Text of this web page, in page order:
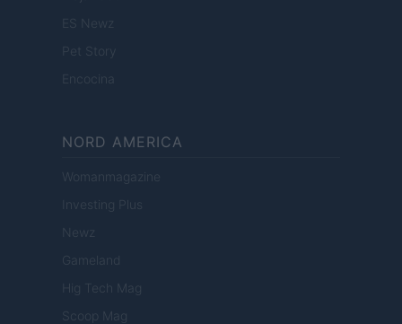
ES Newz
Pet Story
Encocina
NORD AMERICA
Womanmagazine
Investing Plus
Newz
Gameland
Hig Tech Mag
Scoop Mag